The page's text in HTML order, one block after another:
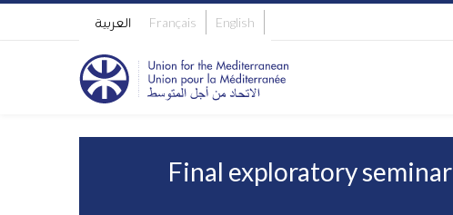
English
Français العربية
Final exploratory